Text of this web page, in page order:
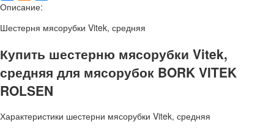
Описание:
Шестерня мясорубки Vitek, средняя
Купить шестерню мясорубки Vitek,
средняя для мясорубок BORK VITEK
ROLSEN
Характеристики шестерни мясорубки Vitek, средняя